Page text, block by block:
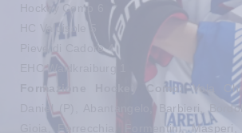
Hockey Como 6
HC Valdisole 5
Pieve di Cadore 4
EHC Waldkraiburg 1
Formazione Hockey Como:Vola
Daniel (P), Abantangelo, Barbieri,
Gioia, Ferrecchia, Formentini, Masperi,